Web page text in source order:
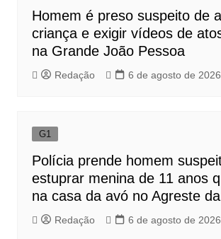
Homem é preso suspeito de
criança e exigir vídeos de
na Grande João Pessoa
Redação 6 de agosto de 2026
G1
Polícia prende homem
estuprar menina de 11 anos
na casa da avó no Agreste
Redação 6 de agosto de 2026